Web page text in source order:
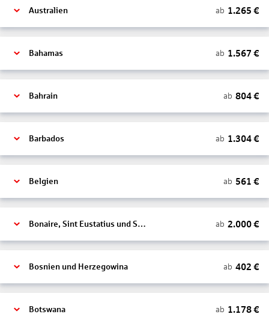
Australien ab 1.265 €
Bahamas ab 1.567 €
Bahrain ab 804€
Barbados ab 1.304€
Belgien ab 561 €
Bonaire, Sint Eustatius und Saba ab 2.000€
Bosnien und Herzegowina ab 402 €
Botswana ab 1.178€